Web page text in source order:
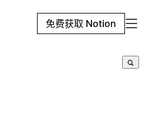
免费获取 Notion